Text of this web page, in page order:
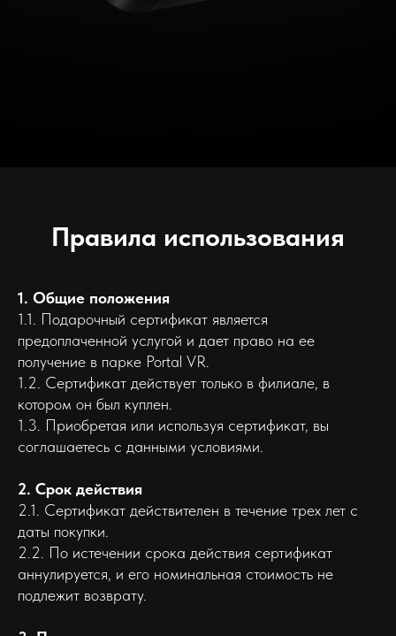
Правила использования
1. Общие положения
1.1. Подарочный сертификат является
предоплаченной услугой и дает право на ее
получение в парке Portal VR.
1.2. Сертификат действует только в филиале, в
котором он был куплен.
1.3. Приобретая или используя сертификат, вы
соглашаетесь с данными условиями.
2. Срок действия
2.1. Сертификат действителен в течение трех лет с
даты покупки.
2.2. По истечении срока действия сертификат
аннулируется, и его номинальная стоимость не
подлежит возврату.